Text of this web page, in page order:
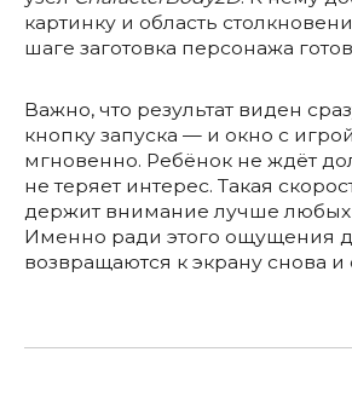
картинку и область
шаге заготовка персонажа
Важно, что результат виден
кнопку запуска — и окно с
мгновенно. Ребёнок не ждёт
не теряет интерес. Такая
держит внимание лучше любых
Именно ради этого ощущения
возвращаются к экрану снова и